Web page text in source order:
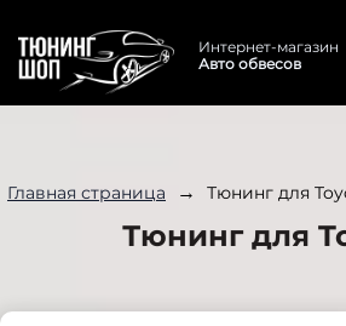
Интернет-магазин
Авто обвесов
Главная страница → Тюнинг для
Тюнинг для